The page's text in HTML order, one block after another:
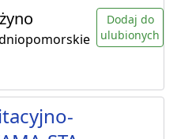
Dodaj do
ulubionych